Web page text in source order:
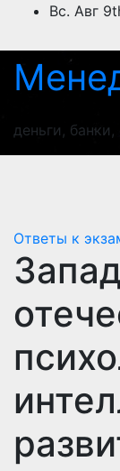
Перейти
содержимому
Вс. Авг
деньги,
Ответы к